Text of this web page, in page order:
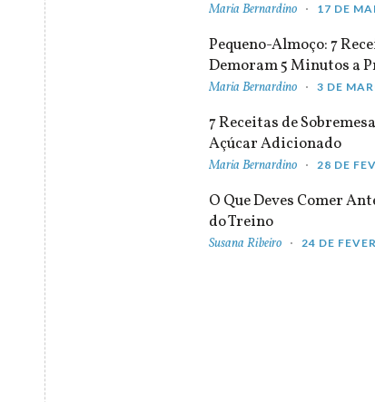
Maria Bernardino 17 DE
Pequeno-Almoço: 7
Demoram 5 Minutos a
Maria Bernardino 3 DE
7 Receitas de
Açúcar Adicionado
Maria Bernardino 28 DE
O Que Deves Comer
do Treino
Susana Ribeiro 24 DE